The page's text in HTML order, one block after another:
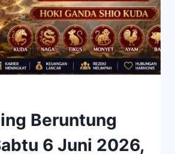
Beruntung
6 Juni 2026,